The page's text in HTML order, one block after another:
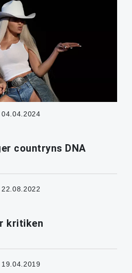
04.04.2024
countryns DNA
kritiken